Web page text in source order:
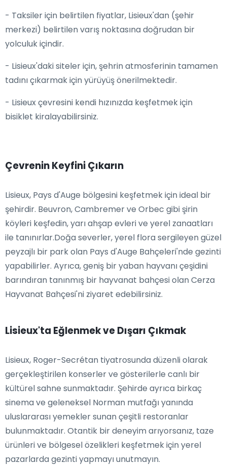
- Taksiler için belirtilen fiyatlar, Lisieux'dan (şehir
merkezi) belirtilen varış noktasına doğrudan bir
yolculuk içindir.
- Lisieux'daki siteler için, şehrin atmosferinin tamamen
tadını çıkarmak için yürüyüş önerilmektedir.
- Lisieux çevresini kendi hızınızda keşfetmek için
bisiklet kiralayabilirsiniz.
Çevrenin Keyfini Çıkarın
Lisieux, Pays d'Auge bölgesini keşfetmek için ideal bir
şehirdir. Beuvron, Cambremer ve Orbec gibi şirin
köyleri keşfedin, yarı ahşap evleri ve yerel zanaatları
ile tanınırlar.Doğa severler, yerel flora sergileyen güzel
peyzajlı bir park olan Pays d'Auge Bahçeleri'nde gezinti
yapabilirler. Ayrıca, geniş bir yaban hayvanı çeşidini
barındıran tanınmış bir hayvanat bahçesi olan Cerza
Hayvanat Bahçesi'ni ziyaret edebilirsiniz.
Lisieux'ta Eğlenmek ve Dışarı Çıkmak
Lisieux, Roger-Secrétan tiyatrosunda düzenli olarak
gerçekleştirilen konserler ve gösterilerle canlı bir
kültürel sahne sunmaktadır. Şehirde ayrıca birkaç
sinema ve geleneksel Norman mutfağı yanında
uluslararası yemekler sunan çeşitli restoranlar
bulunmaktadır. Otantik bir deneyim arıyorsanız, taze
ürünleri ve bölgesel özelikleri keşfetmek için yerel
pazarlarda gezinti yapmayı unutmayın.